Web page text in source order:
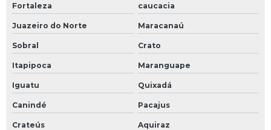
Fortaleza
caucacia
Juazeiro do Norte Maracanaú
Sobral Crato
Itapipoca Maranguape
Iguatu Quixadá
Canindé Pacajus
Crateús Aquiraz